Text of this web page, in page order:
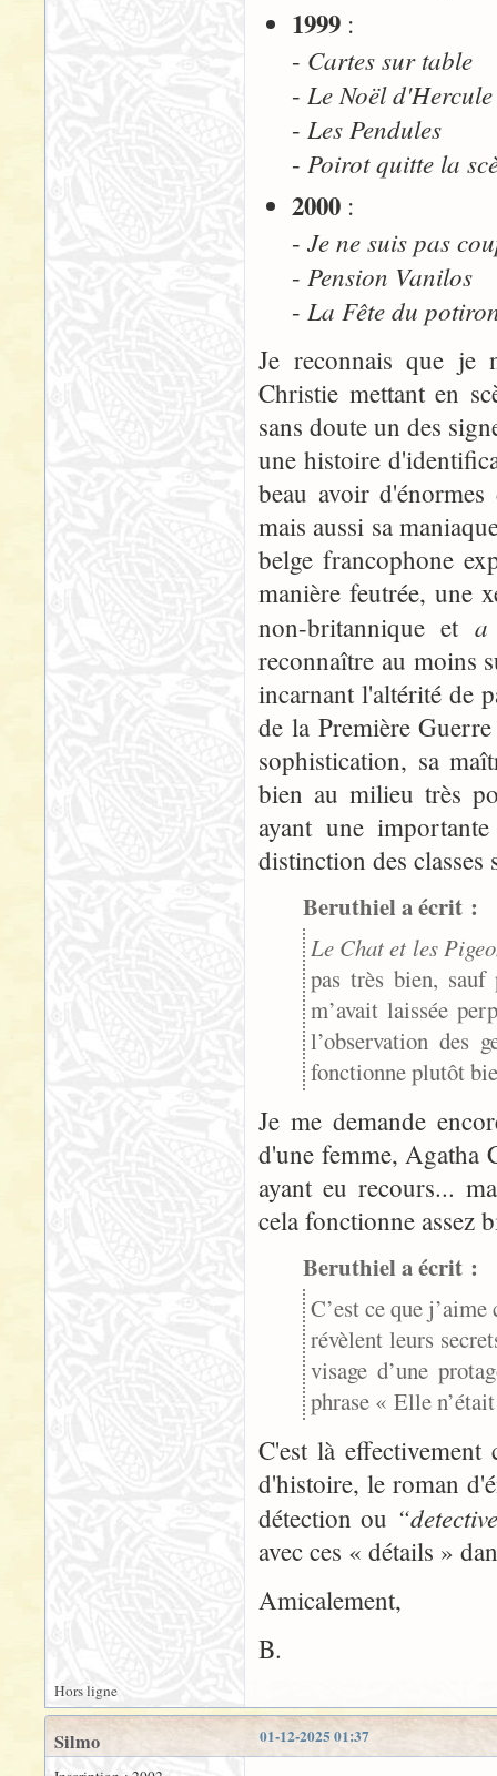
1999 :
- Cartes sur table
- Le Noël
- Les Pendules
- Poirot quitte la
2000 :
- Je ne suis pas
- Pension Vanilos
- La Fête du
Je reconnais que je
Christie mettant en
sans doute un des
une histoire
beau avoir
mais aussi sa
belge francophone
manière feutrée, une
non-britannique et a
reconnaître au moins
incarnant l'altérité de
de la Première
sophistication, sa
bien au milieu très
ayant une
distinction des classes
Beruthiel a écrit :
Le Chat et les
pas très bien,
m’avait laissée
l’observation des
fonctionne plutôt
Je me demande
d'une femme, Agatha
ayant eu recours...
cela fonctionne assez
Beruthiel a écrit :
C’est ce que
révèlent leurs
visage d’une
phrase « Elle
C'est là
d'histoire, le roman
détection ou
avec ces « détails »
Amicalement,
B.
Hors ligne
01-12-2025 01:37
Silmo